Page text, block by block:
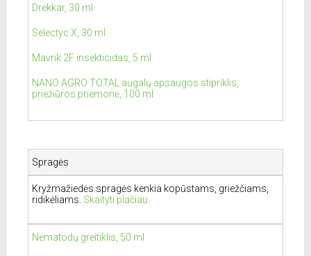
Drekkar, 30 ml
Selectyc X, 30 ml
Mavrik 2F insekticidas, 5 ml
NANO AGRO TOTAL augalų apsaugos stipriklis,
priežiūros priemonė, 100 ml
Spragės
Kryžmažiedės spragės kenkia kopūstams, griežčiams,
ridikėliams. Skaityti plačiau
Nematodų greitiklis, 50 ml